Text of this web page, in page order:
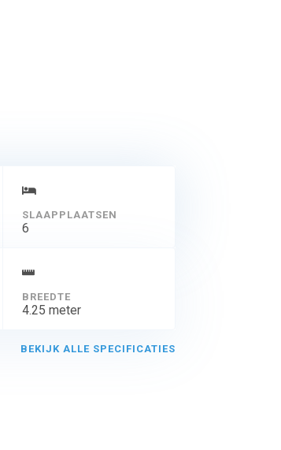
SLAAPPLAATSEN
6
BREEDTE
4.25 meter
BEKIJK ALLE SPECIFICATIES